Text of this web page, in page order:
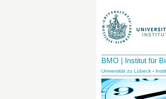
BMO | Institut für
Universität zu Lübeck -